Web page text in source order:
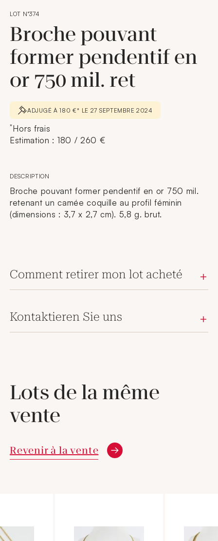
LOT N°374
Broche pouvant
former pendentif en
or 750 mil. ret
ADJUGÉ À 180 €* LE 27 SEPTEMBRE 2024
*Hors frais
Estimation : 180 / 260 €
DESCRIPTION
Broche pouvant former pendentif en or 750 mil.
retenant un camée coquille au profil féminin
(dimensions : 3,7 x 2,7 cm). 5,8 g. brut.
Comment retirer mon lot acheté
Kontaktieren Sie uns
Lots de la même
vente
Revenir à la vente